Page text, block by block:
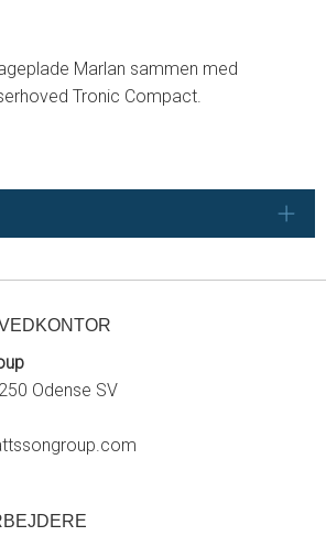
Marlan sammen med
Tronic Compact.
Odense SV